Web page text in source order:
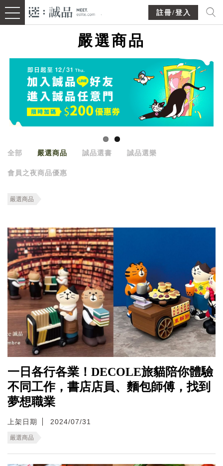
註冊/登入
嚴選商品
全部 嚴選商品 誠品選書 誠品選樂
會員之夜商品優惠
嚴選商品
一日各行各業！DECOLE旅貓陪你體驗
不同工作，書店店員、麵包師傅，找到
夢想職業
上架日期 2024/07/31
嚴選商品